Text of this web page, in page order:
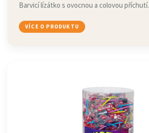
Barvicí lízátko s ovocnou a colovou příchutí.
VÍCE O PRODUKTU